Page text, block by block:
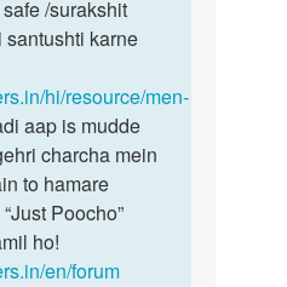
/surakshit
karne
hi/resource/men-
aap is mudde
charcha mein
to hamare
Poocho”
ho!
en/forum